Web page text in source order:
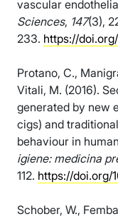
vascular
Sciences, 147(3),
233. https://
Protano, C.,
Vitali, M. (2016).
generated by new
cigs) and
behaviour in
igiene: medicina
112. https://doi.org/
Schober, W.,